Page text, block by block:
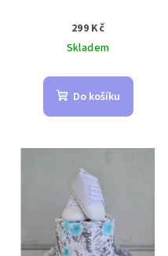
299 Kč
Skladem
Do košíku